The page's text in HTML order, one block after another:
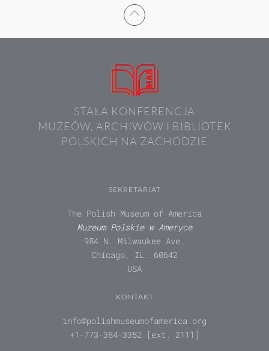
STAŁA KONFERENCJA
MUZEÓW, ARCHIWÓW I BIBLIOTEK
POLSKICH NA ZACHODZIE
SEKRETARIAT
The Polish Museum of America
Muzeum Polskie w Ameryce
984 N. Milwaukee Ave.
Chicago, IL. 60642
USA
KONTAKT
info@polishmuseumofamerica.org
+1-773-384-3352 [ext. 2111]